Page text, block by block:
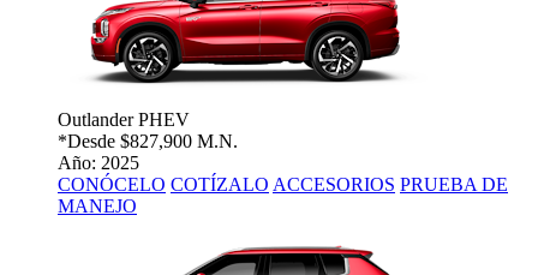
Outlander PHEV
*Desde $827,900 M.N.
Año: 2025
CONÓCELO COTÍZALO ACCESORIOS PRUEBA DE
MANEJO